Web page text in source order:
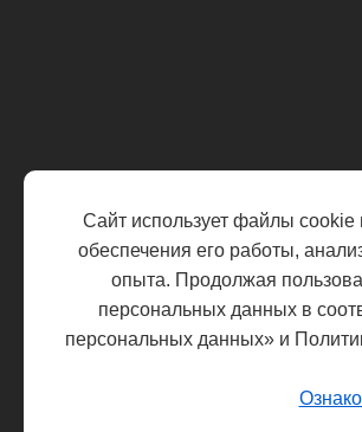
Сайт использует файлы cookie
обеспечения его работы,
опыта. Продолжая
персональных данных в
персональных данных» и